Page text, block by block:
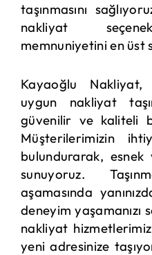
taşınmasını
nakliyat
memnuniyetini en üst
Kayaoğlu Nakliyat,
uygun nakliyat
güvenilir ve kaliteli
Müşterilerimizin
bulundurarak,
sunuyoruz.
aşamasında
deneyim yaşamanızı
nakliyat
yeni adresinize